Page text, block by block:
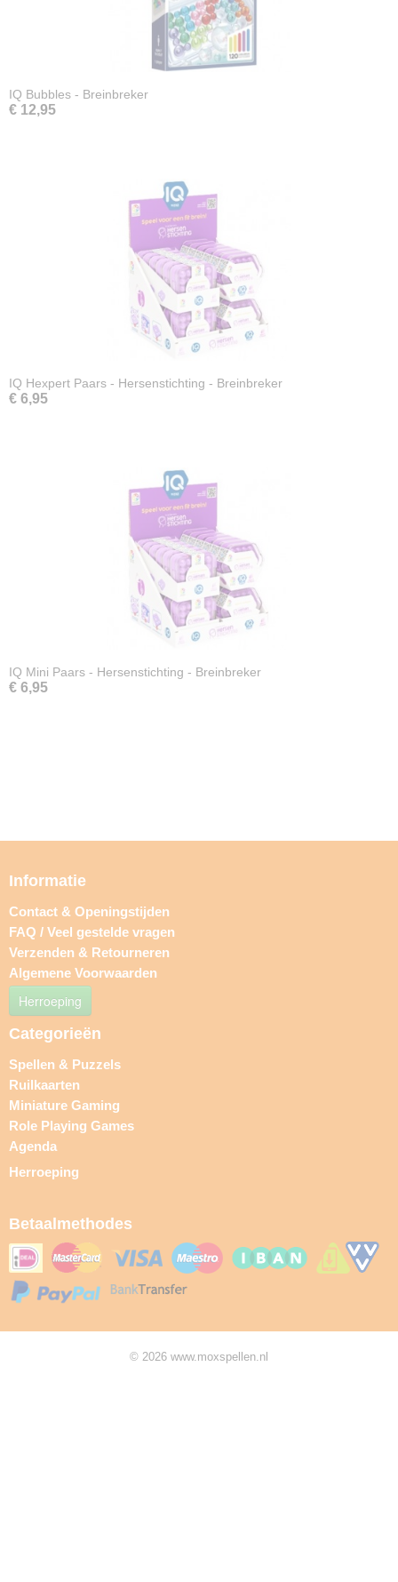
IQ Bubbles - Breinbreker
€ 12,95
IQ Hexpert Paars - Hersenstichting - Breinbreker
€ 6,95
IQ Mini Paars - Hersenstichting - Breinbreker
€ 6,95
Informatie
Contact & Openingstijden
FAQ / Veel gestelde vragen
Verzenden & Retourneren
Algemene Voorwaarden
Herroeping
Categorieën
Spellen & Puzzels
Ruilkaarten
Miniature Gaming
Role Playing Games
Agenda
Herroeping
Betaalmethodes
© 2026 www.moxspellen.nl